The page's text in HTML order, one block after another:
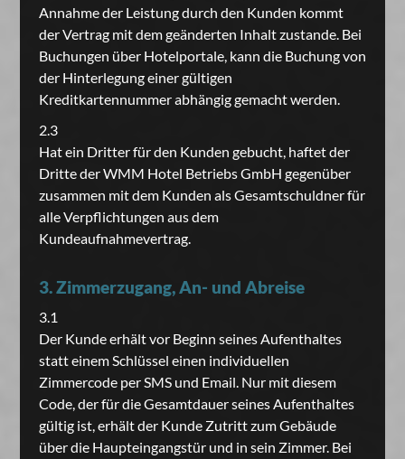
Annahme der Leistung durch den Kunden kommt
der Vertrag mit dem geänderten Inhalt zustande. Bei
Buchungen über Hotelportale, kann die Buchung von
der Hinterlegung einer gültigen
Kreditkartennummer abhängig gemacht werden.
2.3
Hat ein Dritter für den Kunden gebucht, haftet der
Dritte der WMM Hotel Betriebs GmbH gegenüber
zusammen mit dem Kunden als Gesamtschuldner für
alle Verpflichtungen aus dem
Kundeaufnahmevertrag.
3. Zimmerzugang, An- und Abreise
3.1
Der Kunde erhält vor Beginn seines Aufenthaltes
statt einem Schlüssel einen individuellen
Zimmercode per SMS und Email. Nur mit diesem
Code, der für die Gesamtdauer seines Aufenthaltes
gültig ist, erhält der Kunde Zutritt zum Gebäude
über die Haupteingangstür und in sein Zimmer. Bei